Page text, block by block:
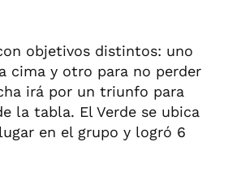
objetivos distintos: uno
cima y otro para no perder
irá por un triunfo para
la tabla. El Verde se ubica
en el grupo y logró 6